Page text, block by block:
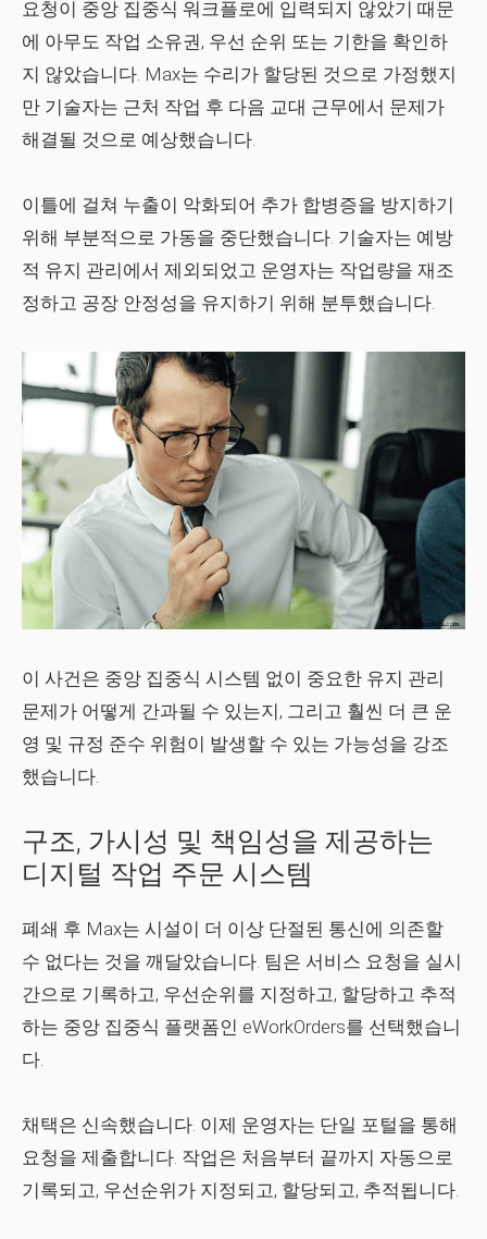
요청이 중앙 집중식 워크플로에 입력되지 않았기 때문
에 아무도 작업 소유권, 우선 순위 또는 기한을 확인하
지 않았습니다. Max는 수리가 할당된 것으로 가정했지
만 기술자는 근처 작업 후 다음 교대 근무에서 문제가
해결될 것으로 예상했습니다.
이틀에 걸쳐 누출이 악화되어 추가 합병증을 방지하기
위해 부분적으로 가동을 중단했습니다. 기술자는 예방
적 유지 관리에서 제외되었고 운영자는 작업량을 재조
정하고 공장 안정성을 유지하기 위해 분투했습니다.
이 사건은 중앙 집중식 시스템 없이 중요한 유지 관리
문제가 어떻게 간과될 수 있는지, 그리고 훨씬 더 큰 운
영 및 규정 준수 위험이 발생할 수 있는 가능성을 강조
했습니다.
구조, 가시성 및 책임성을 제공하는
디지털 작업 주문 시스템
폐쇄 후 Max는 시설이 더 이상 단절된 통신에 의존할
수 없다는 것을 깨달았습니다. 팀은 서비스 요청을 실시
간으로 기록하고, 우선순위를 지정하고, 할당하고 추적
하는 중앙 집중식 플랫폼인 eWorkOrders를 선택했습니
다.
채택은 신속했습니다. 이제 운영자는 단일 포털을 통해
요청을 제출합니다. 작업은 처음부터 끝까지 자동으로
기록되고, 우선순위가 지정되고, 할당되고, 추적됩니다.